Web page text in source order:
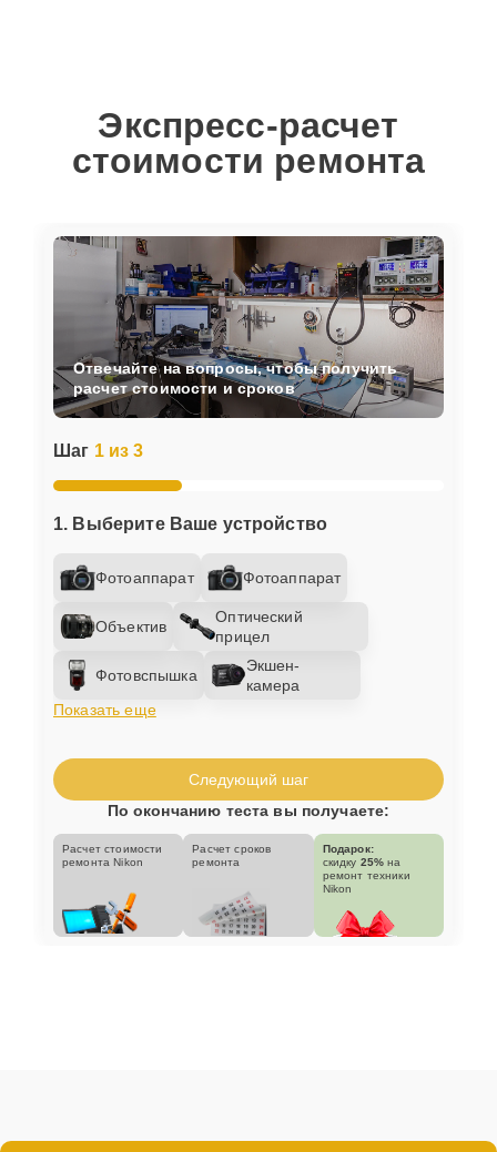
Экспресс-расчет
стоимости ремонта
Шаг 1 из 3
1. Выберите Ваше устройство
Фотоаппарат Фотоаппарат
Объектив
Оптический
прицел
Фотовспышка
Экшен-
камера
Показать еще
Отвечайте на вопросы, чтобы получить
расчет стоимости и сроков
Следующий шаг
По окончанию теста вы получаете:
Расчет стоимости
ремонта Nikon
Расчет сроков
ремонта
Подарок:
скидку 25% на
ремонт техники
Nikon